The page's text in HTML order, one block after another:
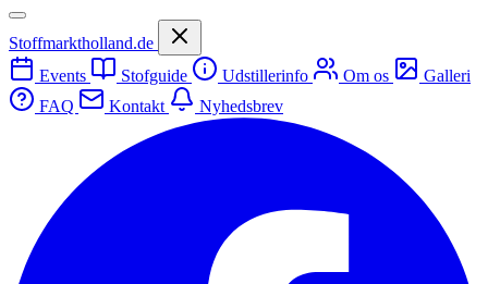
Stoffmarktholland.de
Events
Stofguide Udstillerinfo Om os
Galleri
FAQ
Kontakt Nyhedsbrev